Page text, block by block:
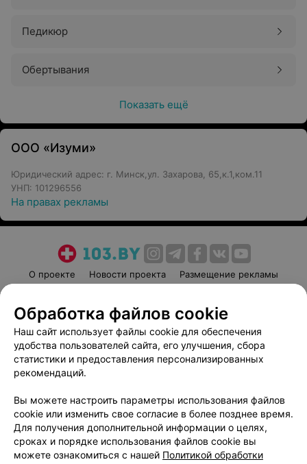
Педикюр
Обертывания
Показать ещё
ООО «Изуми»
Юридический адрес: г. Минск,ул. Захарова, 65,к.1,ком.11
УНП: 101296556
На правах рекламы
О проекте Новости проекта
Размещение рекламы
Пользовательское соглашение
Способы оплаты
Вакансии
Партнеры
Написать руководителю 103.by
Обработка персональных данных
Обработка файлов cookie
Наш сайт использует файлы cookie для обеспечения
удобства пользователей сайта, его улучшения, сбора
статистики и предоставления персонализированных
рекомендаций.
Вы можете настроить параметры использования файлов
cookie или изменить свое согласие в более позднее время.
Для получения дополнительной информации о целях,
сроках и порядке использования файлов cookie вы
можете ознакомиться с нашей Политикой обработки